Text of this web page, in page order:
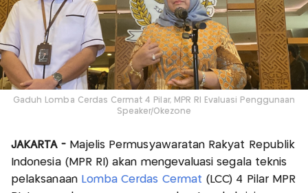
Gaduh Lomba Cerdas Cermat 4 Pilar, MPR RI Evaluasi Penggunaan
Speaker/Okezone
JAKARTA -Majelis Permusyawaratan Rakyat Republik
Indonesia (MPR RI) akan mengevaluasi segala teknis
pelaksanaan Lomba Cerdas Cermat (LCC) 4 Pilar MPR